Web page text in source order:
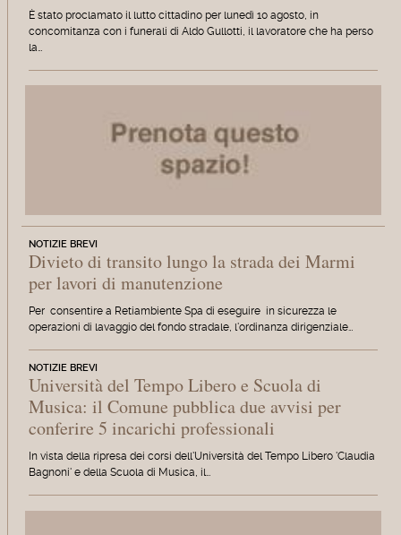
È stato proclamato il lutto cittadino per lunedì 10 agosto, in
concomitanza con i funerali di Aldo Gullotti, il lavoratore che ha perso
la…
NOTIZIE BREVI
Divieto di transito lungo la strada dei Marmi
per lavori di manutenzione
Per consentire a Retiambiente Spa di eseguire in sicurezza le
operazioni di lavaggio del fondo stradale, l'ordinanza dirigenziale…
NOTIZIE BREVI
Università del Tempo Libero e Scuola di
Musica: il Comune pubblica due avvisi per
conferire 5 incarichi professionali
In vista della ripresa dei corsi dell'Università del Tempo Libero 'Claudia
Bagnoni' e della Scuola di Musica, il…